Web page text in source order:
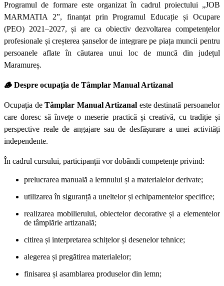
Programul de formare este organizat în cadrul proiectului „JOB
MARMATIA 2”, finanțat prin Programul Educație și Ocupare
(PEO) 2021–2027, și are ca obiectiv dezvoltarea competențelor
profesionale și creșterea șanselor de integrare pe piața muncii pentru
persoanele aflate în căutarea unui loc de muncă din județul
Maramureș.
🪵 Despre ocupația de Tâmplar Manual Artizanal
Ocupația deTâmplar Manual Artizanal este destinată persoanelor
care doresc să învețe o meserie practică și creativă, cu tradiție și
perspective reale de angajare sau de desfășurare a unei activități
independente.
În cadrul cursului, participanții vor dobândi competențe privind:
prelucrarea manuală a lemnului și a materialelor derivate;
utilizarea în siguranță a uneltelor și echipamentelor specifice;
realizarea mobilierului, obiectelor decorative și a elementelor
de tâmplărie artizanală;
citirea și interpretarea schițelor și desenelor tehnice;
alegerea și pregătirea materialelor;
finisarea și asamblarea produselor din lemn;